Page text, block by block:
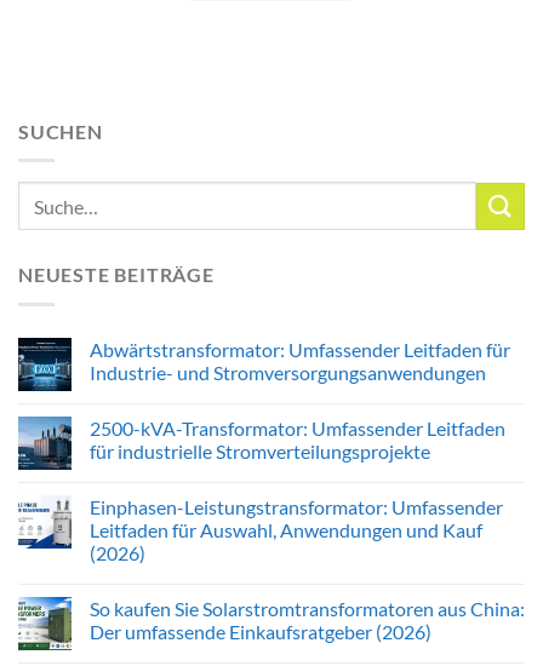
SUCHEN
NEUESTE BEITRÄGE
Abwärtstransformator: Umfassender Leitfaden für
Industrie- und Stromversorgungsanwendungen
2500-kVA-Transformator: Umfassender Leitfaden
für industrielle Stromverteilungsprojekte
Einphasen-Leistungstransformator: Umfassender
Leitfaden für Auswahl, Anwendungen und Kauf
(2026)
So kaufen Sie Solarstromtransformatoren aus China:
Der umfassende Einkaufsratgeber (2026)